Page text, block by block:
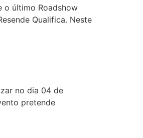
o último Roadshow
Qualifica. Neste
no dia 04 de
pretende